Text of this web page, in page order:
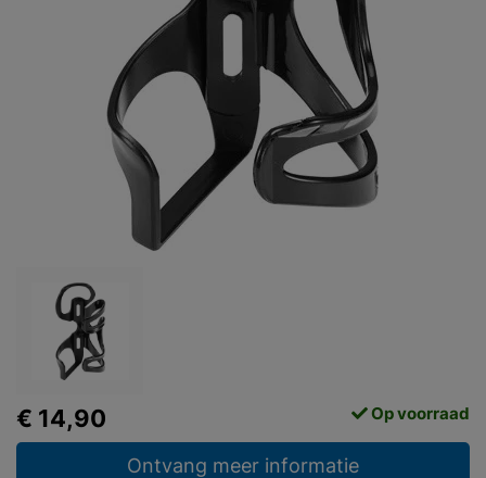
€ 14,90 Op voorraad
Ontvang meer informatie